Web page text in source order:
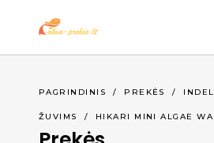
PAGRINDINIS / PREKĖS /
ŽUVIMS / HIKARI MINI ALGAE